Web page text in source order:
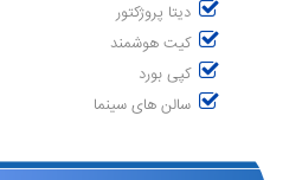
دیتا پروژکتور
کیت هوشمند
کپی بورد
سالن های سینما